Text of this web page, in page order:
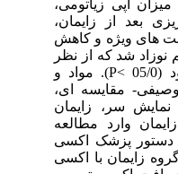
اپی زیاتومی،
بعد از زایمان،
های ویژه و کاهش
نوزاد شد که از نظر
آماری ارتباط معنی دار بود (05/0 ˂P). مواد و
مقایسه ای،
سر، زایمان
وارد مطالعه
به دستور پزشک اکسی
زایمان با اکسی